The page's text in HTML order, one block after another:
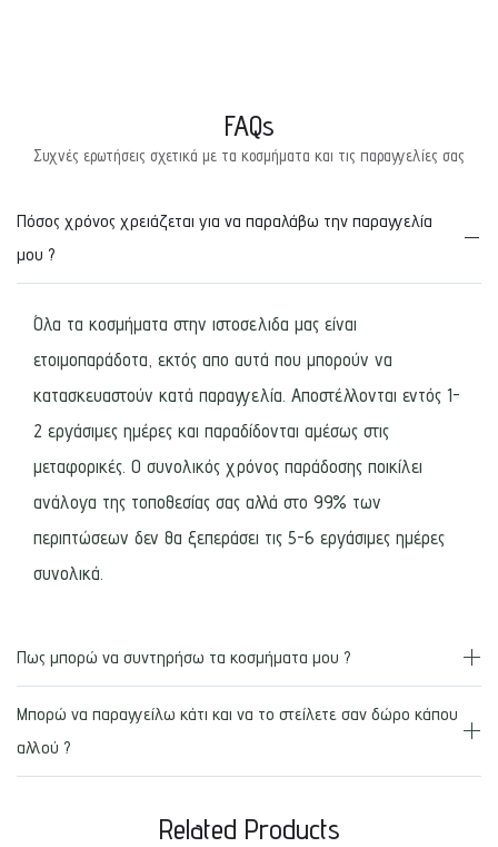
FAQs
Συχνές ερωτήσεις σχετικά με τα κοσμήματα και τις παραγγελίες σας
Πόσος χρόνος χρειάζεται για να παραλάβω την παραγγελία
μου ?
Όλα τα κοσμήματα στην ιστοσελιδα μας είναι
ετοιμοπαράδοτα, εκτός απο αυτά που μπορούν να
κατασκευαστούν κατά παραγγελία. Αποστέλλονται εντός 1-
2 εργάσιμες ημέρες και παραδίδονται αμέσως στις
μεταφορικές. Ο συνολικός χρόνος παράδοσης ποικίλει
ανάλογα της τοποθεσίας σας αλλά στο 99% των
περιπτώσεων δεν θα ξεπεράσει τις 5-6 εργάσιμες ημέρες
συνολικά.
Πως μπορώ να συντηρήσω τα κοσμήματα μου ?
Μπορώ να παραγγείλω κάτι και να το στείλετε σαν δώρο κάπου
αλλού ?
Related Products